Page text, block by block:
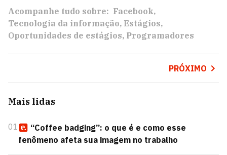
Acompanhe tudo sobre: Facebook
Tecnologia da informação Estágios
Oportunidades de estágios Programadores
PRÓXIMO
Mais lidas
01
“Coffee badging”: o que é e como esse
fenômeno afeta sua imagem no trabalho